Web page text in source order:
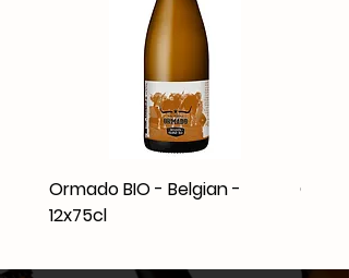
Ormado BIO - Belgian -
12x75cl